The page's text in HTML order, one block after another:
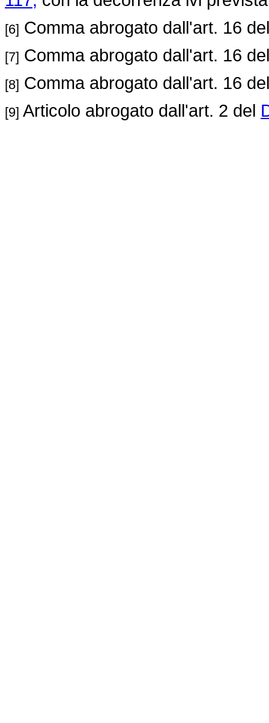
[6] Comma abrogato dall'art. 16
[7] Comma abrogato dall'art. 16
[8] Comma abrogato dall'art. 16
[9] Articolo abrogato dall'art. 2 del